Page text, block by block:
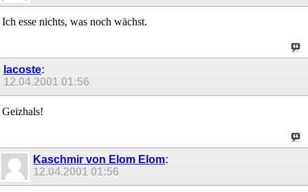
Ich esse nichts, was noch wächst.
lacoste:
12.04.2001 01:56
Geizhals!
Kaschmir von Elom Elom:
12.04.2001 01:56